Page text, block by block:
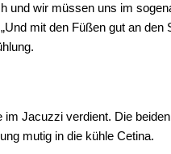
und wir müssen uns im
mit den Füßen gut an
Jacuzzi verdient. Die
mutig in die kühle Cetina.